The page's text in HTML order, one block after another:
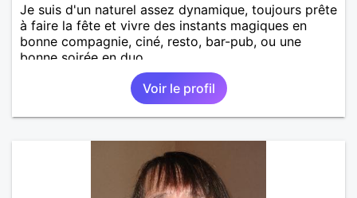
Je suis d'un naturel assez dynamique, toujours prête
à faire la fête et vivre des instants magiques en
bonne compagnie, ciné, resto, bar-pub, ou une
bonne soirée en duo.
Voir le profil